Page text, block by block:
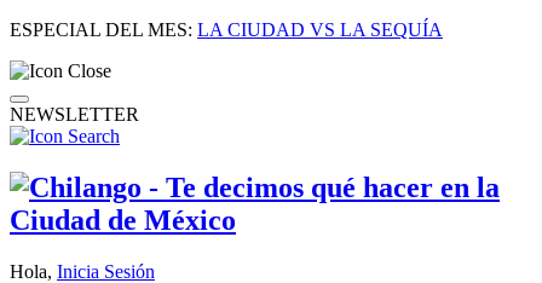
ESPECIAL DEL MES: LA CIUDAD VS LA SEQUÍA
NEWSLETTER
Hola, Inicia Sesión